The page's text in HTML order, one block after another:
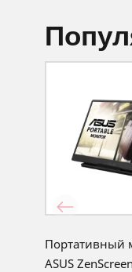
Портативный
ASUS